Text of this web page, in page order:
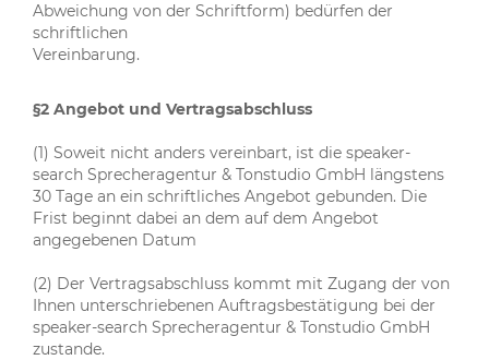
Abweichung von der Schriftform) bedürfen der
schriftlichen
Vereinbarung.
§2 Angebot und Vertragsabschluss
(1) Soweit nicht anders vereinbart, ist die speaker-
search Sprecheragentur & Tonstudio GmbH längstens
30 Tage an ein schriftliches Angebot gebunden. Die
Frist beginnt dabei an dem auf dem Angebot
angegebenen Datum
(2) Der Vertragsabschluss kommt mit Zugang der von
Ihnen unterschriebenen Auftragsbestätigung bei der
speaker-search Sprecheragentur & Tonstudio GmbH
zustande.